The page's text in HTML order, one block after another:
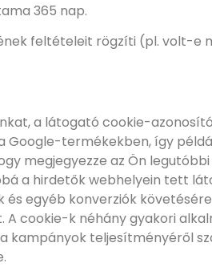
365 nap.
feltételeit rögzíti (pl. volt-e
a látogató cookie-
Google-termékekben, így
megjegyezze az Ön
a hirdetők webhelyein tett
egyéb konverziók
cookie-k néhány gyakori
kampányok teljesítményéről